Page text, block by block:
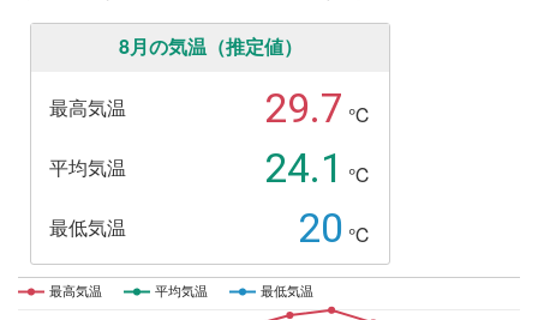
8月の気温（推定値）
最高気温 29.7 ℃
平均気温
24.1 ℃
最低気温
20 ℃
最高気温
最高気温 平均気温
平均気温 最低気温
最低気温